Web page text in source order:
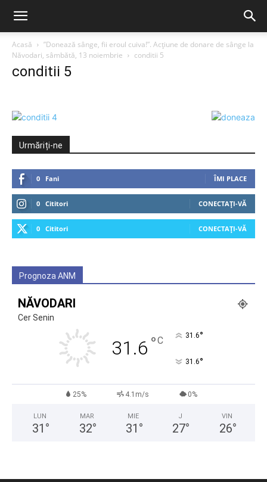
Acasă
”Donează sânge, fii eroul cuiva!”. Acțiune de donare de sânge la
Năvodari, sâmbătă, 13 noiembrie
conditii 5
conditii 5
Urmăriți-ne
0 Fani ÎMI PLACE
0 Cititori CONECTAȚI-VĂ
0 Cititori CONECTAȚI-VĂ
Prognoza ANM
NĂVODARI
Cer Senin
31.6 °C 31.6°
31.6°
25% 4.1m/s 0%
LUN
31 °
MAR
32°
MIE
31 °
J
27°
VIN
26°